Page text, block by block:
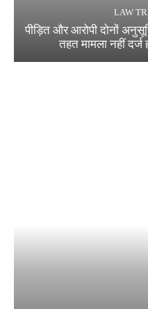
LAW
पीड़ित और आरोपी दोनों
तहत मामला नहीं दर्ज